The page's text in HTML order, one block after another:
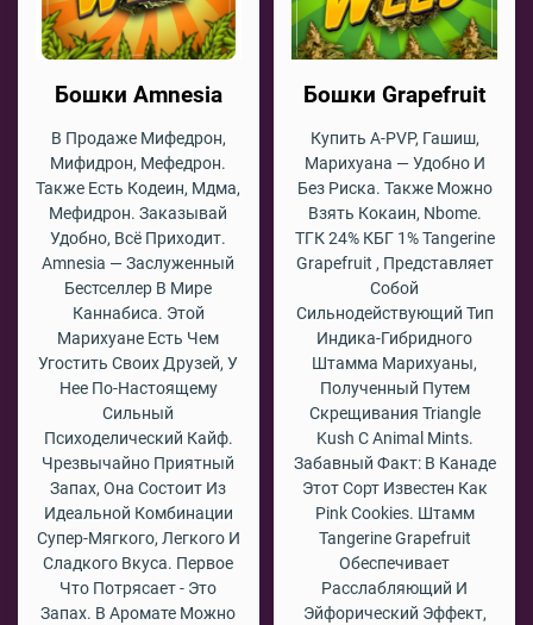
Бошки Amnesia
В Продаже Мифедрон,
Мифидрон, Мефедрон.
Также Есть Кодеин, Мдма,
Мефидрон. Заказывай
Удобно, Всё Приходит.
Amnesia — Заслуженный
Бестселлер В Мире
Каннабиса. Этой
Марихуане Есть Чем
Угостить Своих Друзей, У
Нее По-Настоящему
Сильный
Психоделический Кайф.
Чрезвычайно Приятный
Запах, Она Состоит Из
Идеальной Комбинации
Супер-Мягкого, Легкого И
Сладкого Вкуса. Первое
Что Потрясает - Это
Запах. В Аромате Можно
Бошки Grapefruit
Купить A-PVP, Гашиш,
Марихуана — Удобно И
Без Риска. Также Можно
Взять Кокаин, Nbome.
ТГК 24% КБГ 1% Tangerine
Grapefruit , Представляет
Собой
Сильнодействующий Тип
Индика-Гибридного
Штамма Марихуаны,
Полученный Путем
Скрещивания Triangle
Kush С Animal Mints.
Забавный Факт: В Канаде
Этот Сорт Известен Как
Pink Cookies. Штамм
Tangerine Grapefruit
Обеспечивает
Расслабляющий И
Эйфорический Эффект,